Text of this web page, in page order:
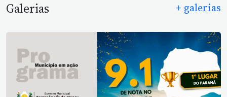
Galerias + galerias